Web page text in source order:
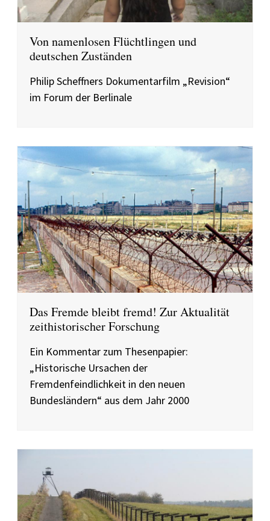
Von namenlosen Flüchtlingen und
deutschen Zuständen
Philip Scheffners Dokumentarfilm „Revision“
im Forum der Berlinale
Das Fremde bleibt fremd! Zur Aktualität
zeithistorischer Forschung
Ein Kommentar zum Thesenpapier:
„Historische Ursachen der
Fremdenfeindlichkeit in den neuen
Bundesländern“ aus dem Jahr 2000